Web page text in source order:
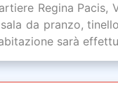
Regina
da pranzo,
sarà